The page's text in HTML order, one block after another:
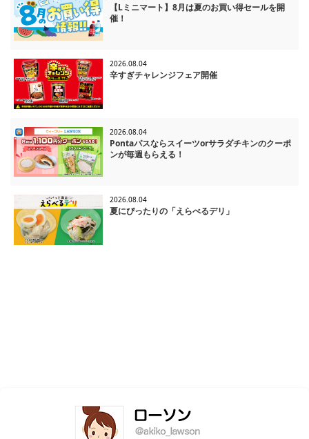
【Lミニマート】8月は夏のお買い得セールを開
催！
2026.08.04
辛すぎチャレンジフェア開催
2026.08.04
Pontaパスならスイーツorサラダチキンのクーポ
ンが毎週もらえる！
2026.08.04
夏にぴったりの「えらべるデリ」